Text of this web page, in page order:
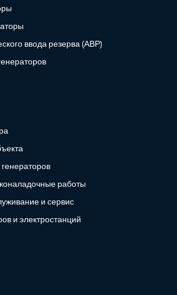
ввода резерва (АВР)
работы
и сервис
и электростанций